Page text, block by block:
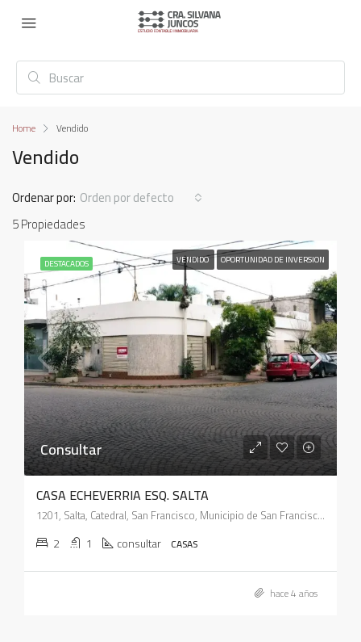
Home Vendido
Vendido
5 Propiedades
Ordenar por: Orden por defecto
DESTACADOS VENDIDO OPORTUNIDAD DE INVERSION
Consultar
CASA ECHEVERRIA ESQ. SALTA
1201, Salta, Catedral, San Francisco, Municipio de San Francisco, Pedanía Juárez Celman, Departamento San Justo, Córdoba, X2400, Argentina
2 1 consultar CASAS
hace 4 años